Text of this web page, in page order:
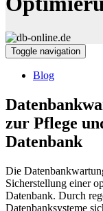
Toggle navigation
Blog
zur Pflege
Datenbank
Die
Sicherstellung einer
Datenbank. Durch
Datenbanksysteme